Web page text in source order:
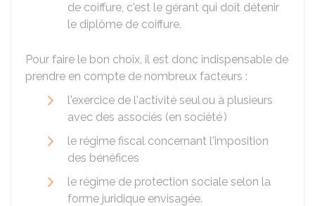
de coiffure, c'est le gérant qui doit détenir
le diplôme de coiffure.
Pour faire le bon choix, il est donc indispensable de
prendre en compte de nombreux facteurs :
l'exercice de l'activité seul ou à plusieurs
avec des associés (en société )
le régime fiscal concernant l'imposition
des bénéfices
le régime de protection sociale selon la
forme juridique envisagée.